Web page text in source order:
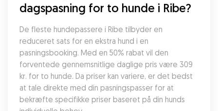
dagspasning for to hunde i Ribe?
De fleste hundepassere i Ribe tilbyder en
reduceret sats for en ekstra hund i en
pasningsbooking. Med en 50% rabat vil den
forventede gennemsnitlige daglige pris være 309
kr. for to hunde. Da priser kan variere, er det bedst
at tale direkte med din pasningspasser for at
bekræfte specifikke priser baseret på din hunds